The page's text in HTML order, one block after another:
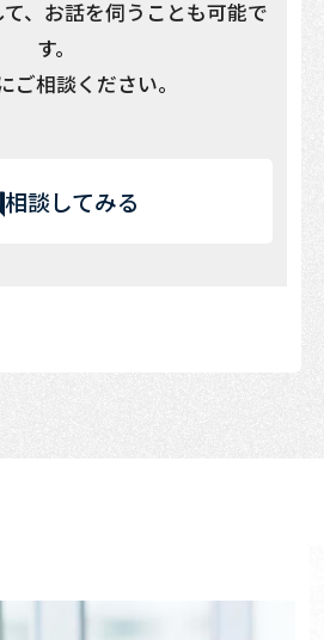
、お話を伺うことも可能で
す。
ご相談ください。
相談してみる